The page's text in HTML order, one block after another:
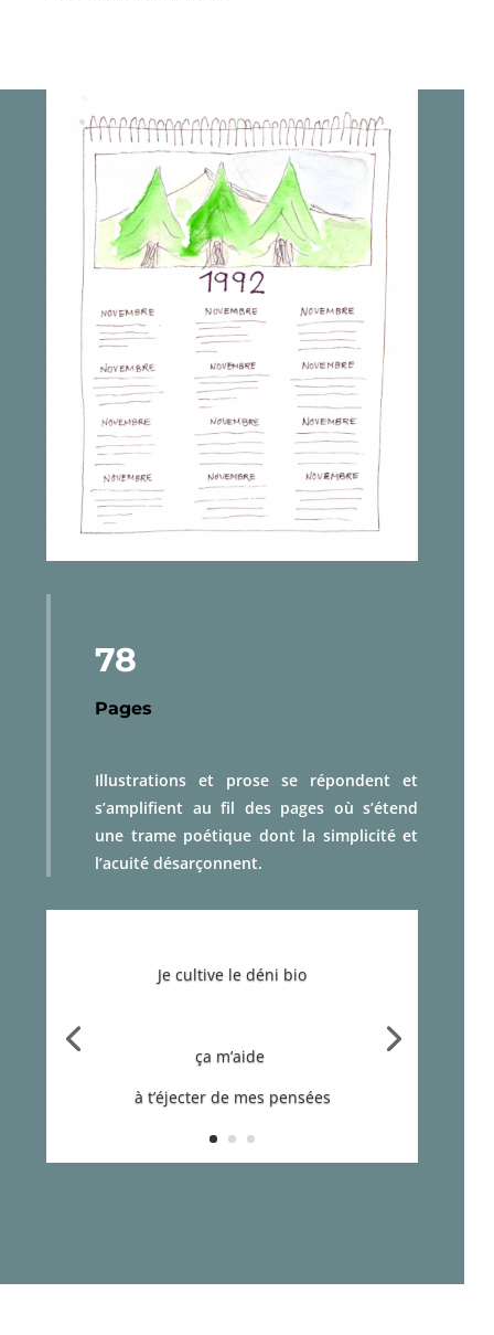
78
Pages
Illustrations et prose se répondent et
s’amplifient au fil des pages où s’étend
une trame poétique dont la simplicité et
l’acuité désarçonnent.
Je cultive le déni bio
ça m’aide
à t’éjecter de mes pensées